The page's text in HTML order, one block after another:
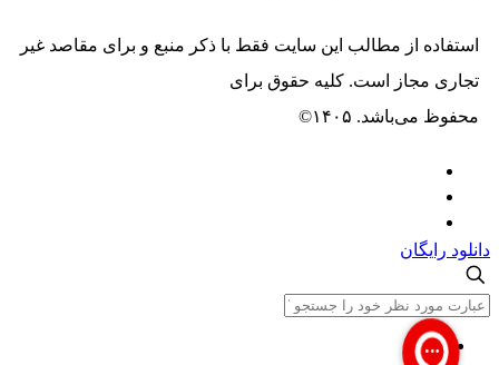
استفاده از مطالب این سایت فقط با ذکر منبع و برای مقاصد غیر
تجاری مجاز است. کلیه حقوق برای
محفوظ می‌باشد. ۱۴۰۵©
دانلود رایگان